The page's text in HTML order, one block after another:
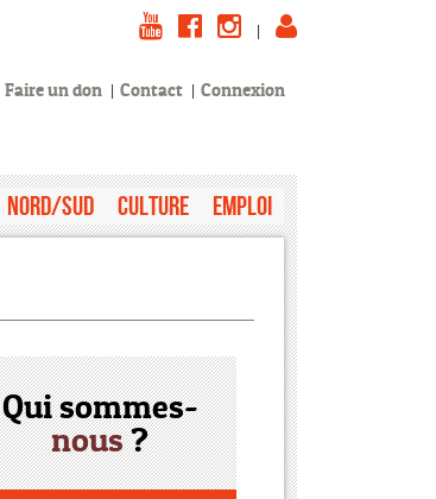
Nord/Sud Culture Emploi
Faire un don Contact Connexion
Qui sommes-
nous?